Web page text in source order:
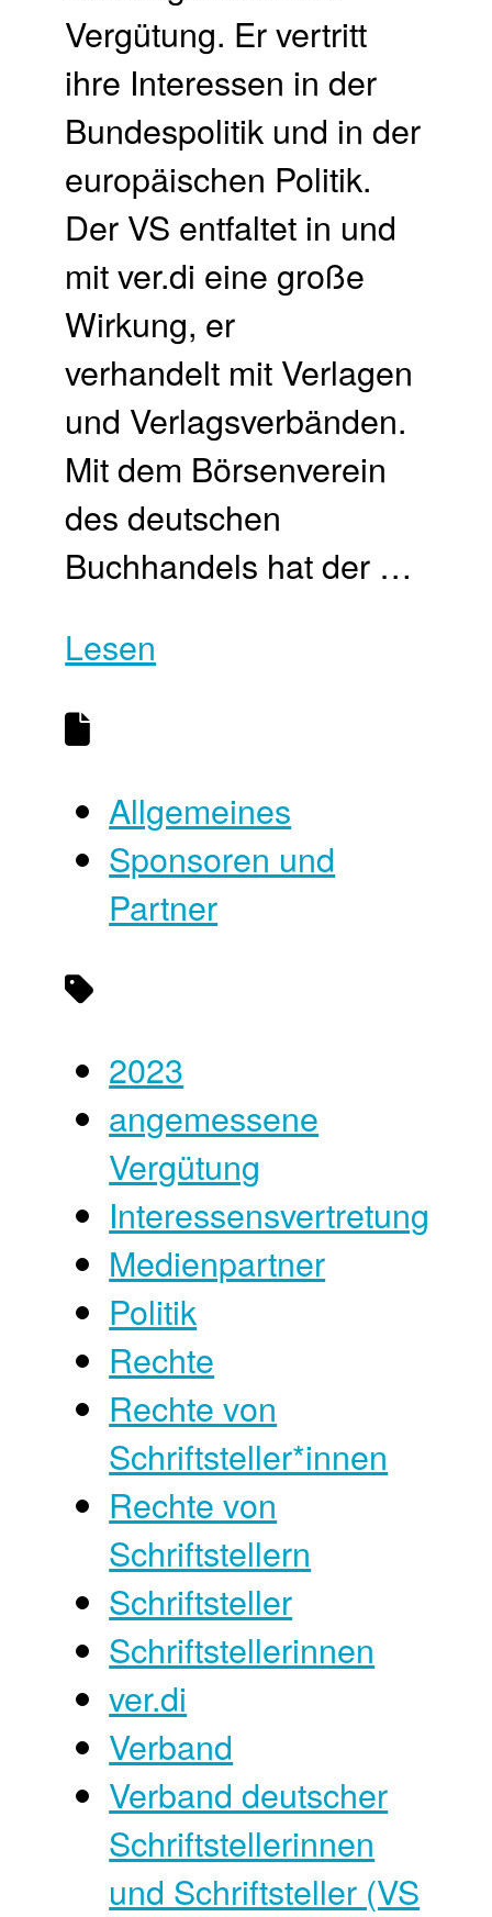
Vergütung. Er vertritt
ihre Interessen in der
Bundespolitik und in der
europäischen Politik.
Der VS entfaltet in und
mit ver.di eine große
Wirkung, er
verhandelt mit Verlagen
und Verlagsverbänden.
Mit dem Börsenverein
des deutschen
Buchhandels hat der …
Lesen
Allgemeines
Sponsoren und
Partner
2023
angemessene
Vergütung
Interessensvertretung
Medienpartner
Politik
Rechte
Rechte von
Schriftsteller*innen
Rechte von
Schriftstellern
Schriftsteller
Schriftstellerinnen
ver.di
Verband
Verband deutscher
Schriftstellerinnen
und Schriftsteller (VS